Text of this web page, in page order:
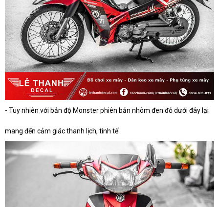
- Tuy nhiên với bản độ Monster phiên bản nhôm đen đỏ dưới đây lại
mang đến cảm giác thanh lịch, tinh tế.